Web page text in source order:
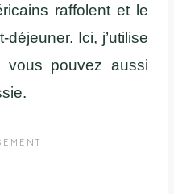
raffolent et le
Ici, j’utilise
pouvez aussi